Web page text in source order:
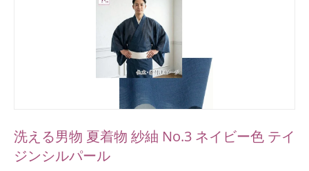
洗える男物 夏着物 紗紬 No.3 ネイビー色 テイ
ジンシルパール